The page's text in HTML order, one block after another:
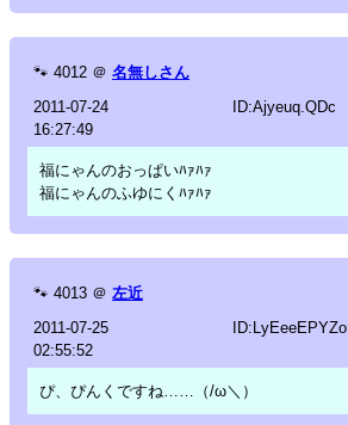
🐾 4012 ＠ 名無しさん
2011-07-24
16:27:49
ID:Ajyeuq.QDc
福にゃんのおっぱいﾊｧﾊｧ
福にゃんのふゆにくﾊｧﾊｧ
🐾 4013 ＠ 左近
2011-07-25
02:55:52
ID:LyEeeEPYZo
ぴ、ぴんくですね……（/ω＼）